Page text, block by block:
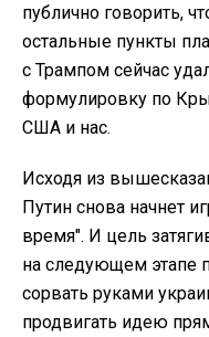
публично говорить,
остальные пункты
с Трампом сейчас
формулировку по
США и нас.
Исходя из
Путин снова начнет
время". И цель
на следующем этапе
сорвать руками
продвигать идею